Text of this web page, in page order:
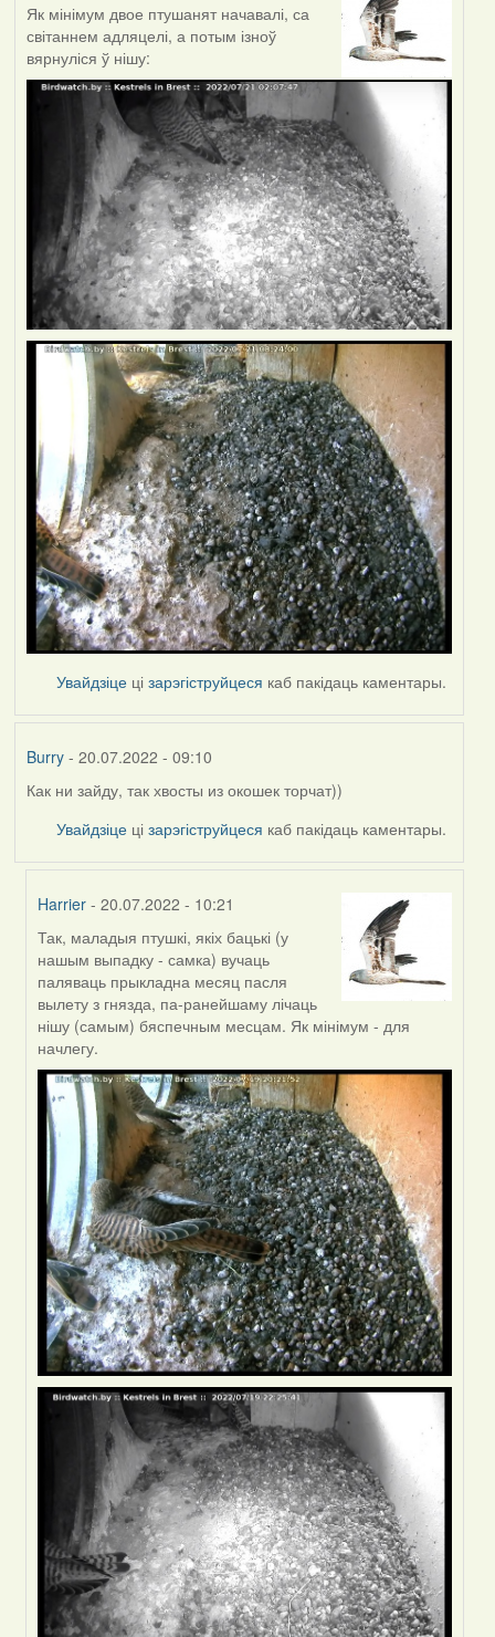
Як мінімум двое птушанят начавалі, са
світаннем адляцелі, а потым ізноў
вярнуліся ў нішу:
Увайдзіце цізарэгіструйцеся каб пакідаць каментары.
Burry- 20.07.2022 - 09:10
Как ни зайду, так хвосты из окошек торчат))
Увайдзіце цізарэгіструйцеся каб пакідаць каментары.
Harrier - 20.07.2022 - 10:21
In
reply
to
by
Burry
Так, маладыя птушкі, якіх бацькі (у
нашым выпадку - самка) вучаць
паляваць прыкладна месяц пасля
вылету з гнязда, па-ранейшаму лічаць
нішу (самым) бяспечным месцам. Як мінімум - для
начлегу.